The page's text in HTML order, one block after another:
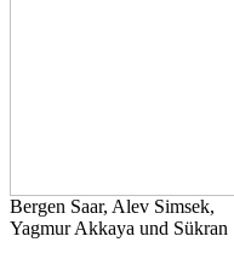
Bergen Saar, Alev Simsek,
Yagmur Akkaya und Sükran